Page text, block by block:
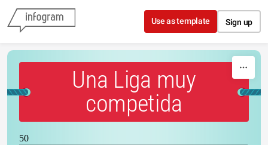
Skip to content
Use as template Sign up
Una Liga muy
competida
50